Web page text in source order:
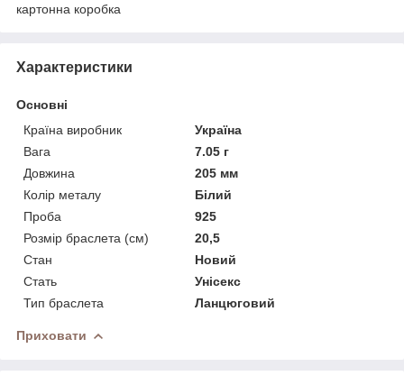
картонна коробка
Характеристики
Основні
Країна виробник
Україна
Вага
7.05 г
Довжина
205 мм
Колір металу
Білий
Проба
925
Розмір браслета (см)
20,5
Стан
Новий
Стать
Унісекс
Тип браслета
Ланцюговий
Приховати